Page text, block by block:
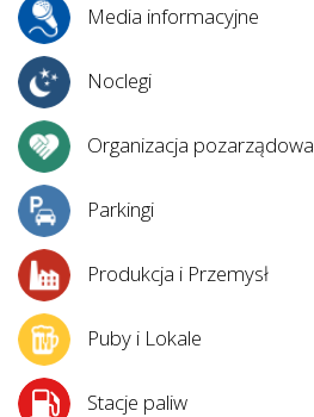
Media informacyjne
Noclegi
Organizacja pozarządowa
Parkingi
Produkcja i Przemysł
Puby i Lokale
Stacje paliw